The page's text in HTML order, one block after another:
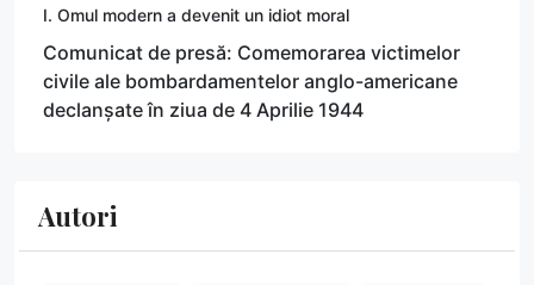
I. Omul modern a devenit un idiot moral
Comunicat de presă: Comemorarea victimelor
civile ale bombardamentelor anglo-americane
declanșate în ziua de 4 Aprilie 1944
Autori